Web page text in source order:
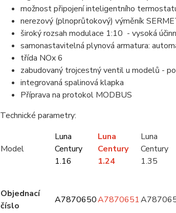
možnost připojení inteligentního
nerezový (plnoprůtokový) výměník
široký rozsah modulace 1:10 - vysoká
samonastavitelná plynová armatura:
třída NOx 6
zabudovaný trojcestný ventil u modelů -
integrovaná spalinová klapka
Příprava na protokol MODBUS
Technické parametry:
Model
Luna
Century
1.16
Luna
Century
1.24
Luna
Century
1.35
Objednací
číslo
A7870650A7870651